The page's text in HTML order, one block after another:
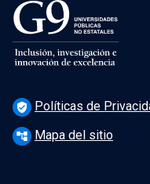
verified_user Políticas de
account_tree Mapa del sitio